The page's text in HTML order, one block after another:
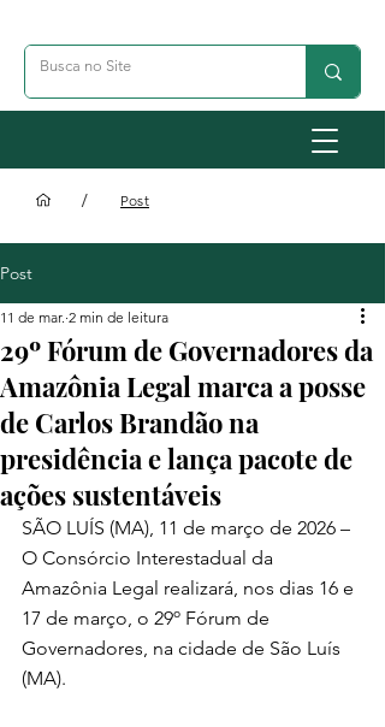
/ Post
Post
29º Fórum de Governadores da
Amazônia Legal marca a posse
de Carlos Brandão na
presidência e lança pacote de
ações sustentáveis
11 de mar. 2 min de leitura
SÃO LUÍS (MA), 11 de março de 2026 –
O Consórcio Interestadual da
Amazônia Legal realizará, nos dias 16 e
17 de março, o 29º Fórum de
Governadores, na cidade de São Luís
(MA).